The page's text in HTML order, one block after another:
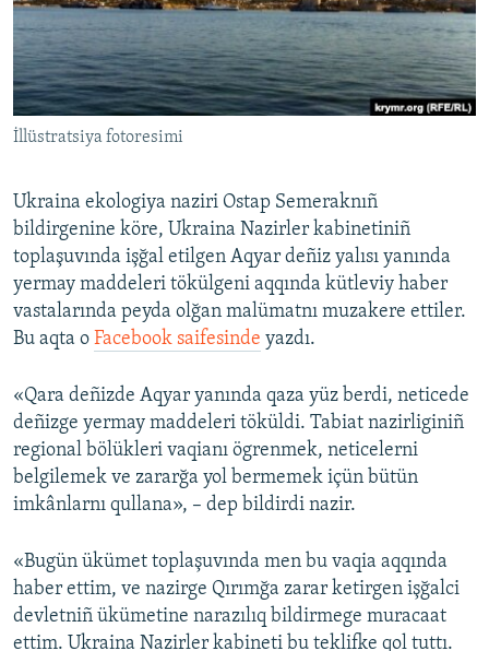
Українською
QOŞULIÑIZ!
İllüstratsiya fotoresimi
Ukraina ekologiya naziri Ostap Semeraknıñ
bildirgenine köre, Ukraina Nazirler kabinetiniñ
toplaşuvında işğal etilgen Aqyar deñiz yalısı yanında
yermay maddeleri tökülgeni aqqında kütleviy haber
vastalarında peyda olğan malümatnı muzakere ettiler.
Bu aqta o Facebook saifesinde yazdı.
«Qara deñizde Aqyar yanında qaza yüz berdi, neticede
deñizge yermay maddeleri töküldi. Tabiat nazirliginiñ
regional bölükleri vaqianı ögrenmek, neticelerni
belgilemek ve zararğa yol bermemek içün bütün
imkânlarnı qullana», – dep bildirdi nazir.
«Bugün ükümet toplaşuvında men bu vaqia aqqında
haber ettim, ve nazirge Qırımğa zarar ketirgen işğalci
devletniñ ükümetine narazılıq bildirmege muracaat
ettim. Ukraina Nazirler kabineti bu teklifke qol tuttı.